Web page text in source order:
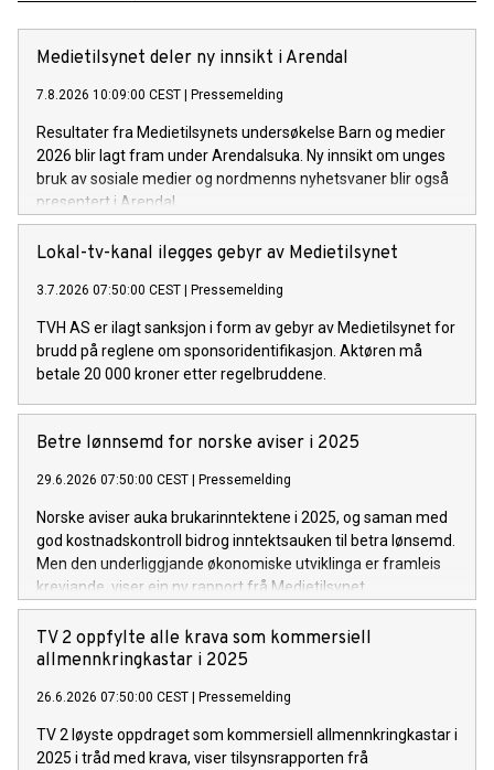
Medietilsynet deler ny innsikt i Arendal
7.8.2026 10:09:00 CEST | Pressemelding
Resultater fra Medietilsynets undersøkelse Barn og medier
2026 blir lagt fram under Arendalsuka. Ny innsikt om unges
bruk av sosiale medier og nordmenns nyhetsvaner blir også
presentert i Arendal.
Lokal-tv-kanal ilegges gebyr av Medietilsynet
3.7.2026 07:50:00 CEST | Pressemelding
TVH AS er ilagt sanksjon i form av gebyr av Medietilsynet for
brudd på reglene om sponsoridentifikasjon. Aktøren må
betale 20 000 kroner etter regelbruddene.
Betre lønnsemd for norske aviser i 2025
29.6.2026 07:50:00 CEST | Pressemelding
Norske aviser auka brukarinntektene i 2025, og saman med
god kostnadskontroll bidrog inntektsauken til betra lønsemd.
Men den underliggjande økonomiske utviklinga er framleis
krevjande, viser ein ny rapport frå Medietilsynet.
TV 2 oppfylte alle krava som kommersiell
allmennkringkastar i 2025
26.6.2026 07:50:00 CEST | Pressemelding
TV 2 løyste oppdraget som kommersiell allmennkringkastar i
2025 i tråd med krava, viser tilsynsrapporten frå